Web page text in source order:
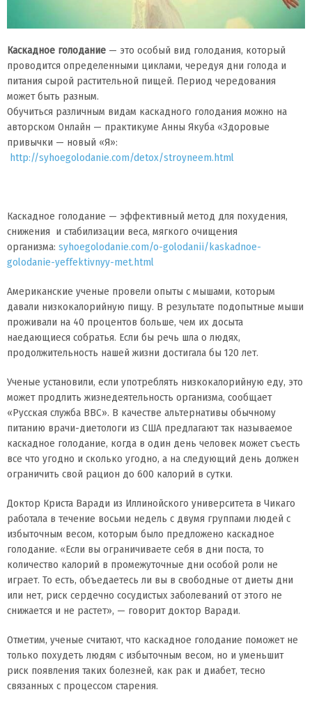
Каскадное голодание — это особый вид голодания, который
проводится определенными циклами, чередуя дни голода и
питания сырой растительной пищей. Период чередования
может быть разным.
Обучиться различным видам каскадного голодания можно на
авторском Онлайн — практикуме Анны Якуба «Здоровые
привычки — новый «Я»:
http://syhoegolodanie.com/detox/stroyneem.html
Каскадное голодание — эффективный метод для похудения,
снижения и стабилизации веса, мягкого очищения
организма: syhoegolodanie.com/o-golodanii/kaskadnoe-
golodanie-yeffektivnyy-met.html
Американские ученые провели опыты с мышами, которым
давали низкокалорийную пищу. В результате подопытные мыши
проживали на 40 процентов больше, чем их досыта
наедающиеся собратья. Если бы речь шла о людях,
продолжительность нашей жизни достигала бы 120 лет.
Ученые установили, если употреблять низкокалорийную еду, это
может продлить жизнедеятельность организма, сообщает
«Русская служба ВВС». В качестве альтернативы обычному
питанию врачи-диетологи из США предлагают так называемое
каскадное голодание, когда в один день человек может съесть
все что угодно и сколько угодно, а на следующий день должен
ограничить свой рацион до 600 калорий в сутки.
Доктор Криста Варади из Иллинойского университета в Чикаго
работала в течение восьми недель с двумя группами людей с
избыточным весом, которым было предложено каскадное
голодание. «Если вы ограничиваете себя в дни поста, то
количество калорий в промежуточные дни особой роли не
играет. То есть, объедаетесь ли вы в свободные от диеты дни
или нет, риск сердечно сосудистых заболеваний от этого не
снижается и не растет», — говорит доктор Варади.
Отметим, ученые считают, что каскадное голодание поможет не
только похудеть людям с избыточным весом, но и уменьшит
риск появления таких болезней, как рак и диабет, тесно
связанных с процессом старения.